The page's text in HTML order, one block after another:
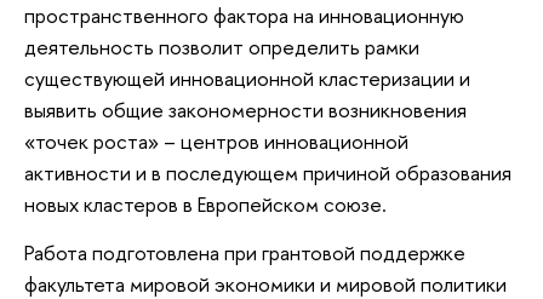
пространственного фактора на инновационную
деятельность позволит определить рамки
существующей инновационной кластеризации и
выявить общие закономерности возникновения
«точек роста» – центров инновационной
активности и в последующем причиной образования
новых кластеров в Европейском союзе.
Работа подготовлена при грантовой поддержке
факультета мировой экономики и мировой политики